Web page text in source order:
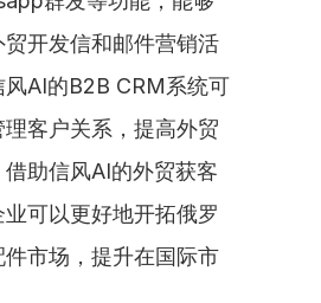
开发信和邮件营销活
AI的B2B CRM系统可
理客户关系，提高外贸
助信风AI的外贸获客
可以更好地开拓俄罗
市场，提升在国际市